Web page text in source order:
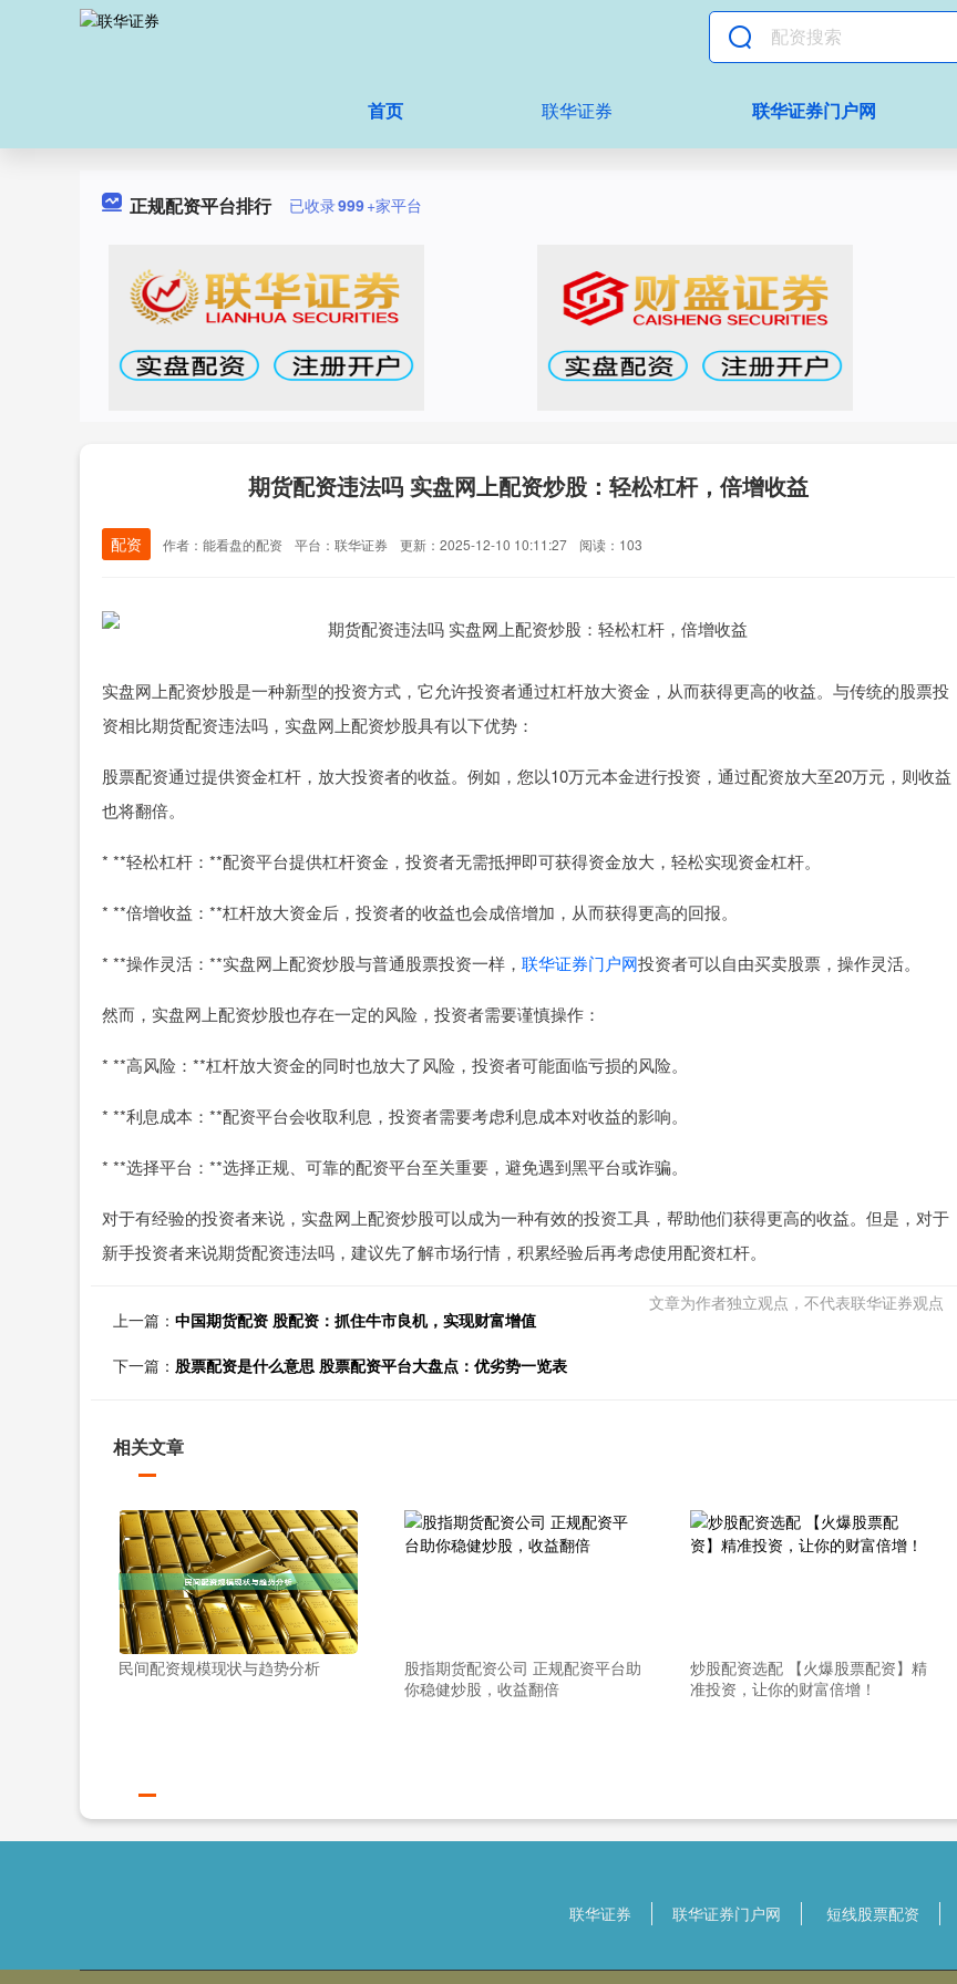
首页 联华证券 联华证券门户网
正规配资平台排行 已收录999+家平台
期货配资违法吗 实盘网上配资炒股：轻松杠杆，倍增收益
配资 作者：能看盘的配资 平台：联华证券 更新：2025-12-10 10:11:27 阅读：103
实盘网上配资炒股是一种新型的投资方式，它允许投资者通过杠杆放大资金，从而获得更高的收益。与传统的股票投
资相比期货配资违法吗，实盘网上配资炒股具有以下优势：
股票配资通过提供资金杠杆，放大投资者的收益。例如，您以10万元本金进行投资，通过配资放大至20万元，则收益
也将翻倍。
* **轻松杠杆：**配资平台提供杠杆资金，投资者无需抵押即可获得资金放大，轻松实现资金杠杆。
* **倍增收益：**杠杆放大资金后，投资者的收益也会成倍增加，从而获得更高的回报。
* **操作灵活：**实盘网上配资炒股与普通股票投资一样， 联华证券门户网投资者可以自由买卖股票，操作灵活。
然而，实盘网上配资炒股也存在一定的风险，投资者需要谨慎操作：
* **高风险：**杠杆放大资金的同时也放大了风险，投资者可能面临亏损的风险。
* **利息成本：**配资平台会收取利息，投资者需要考虑利息成本对收益的影响。
* **选择平台：**选择正规、可靠的配资平台至关重要，避免遇到黑平台或诈骗。
对于有经验的投资者来说，实盘网上配资炒股可以成为一种有效的投资工具，帮助他们获得更高的收益。但是，对于
新手投资者来说期货配资违法吗，建议先了解市场行情，积累经验后再考虑使用配资杠杆。
文章为作者独立观点，不代表联华证券观点
上一篇： 中国期货配资 股配资：抓住牛市良机，实现财富增值
下一篇： 股票配资是什么意思 股票配资平台大盘点：优劣势一览表
相关文章
民间配资规模现状与趋势分析
股指期货配资公司 正规配资平台助
你稳健炒股，收益翻倍
炒股配资选配 【火爆股票配资】精
准投资，让你的财富倍增！
联华证券 联华证券门户网 短线股票配资